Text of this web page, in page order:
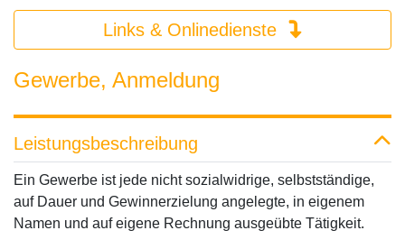
Links & Onlinedienste
Gewerbe, Anmeldung
Leistungsbeschreibung
Ein Gewerbe ist jede nicht sozialwidrige, selbstständige,
auf Dauer und Gewinnerzielung angelegte, in eigenem
Namen und auf eigene Rechnung ausgeübte Tätigkeit.